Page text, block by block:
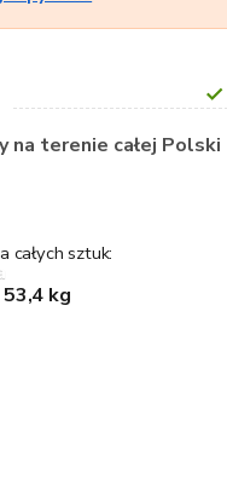
na terenie całej Polski
całych sztuk:
53,4 kg